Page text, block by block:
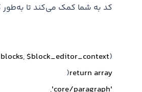
کد به شما کمک می‌کند تا به‌طور
, $block_editor_context) {
return array
(